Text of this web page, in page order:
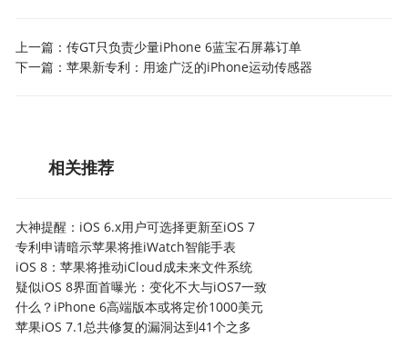
上一篇：传GT只负责少量iPhone 6蓝宝石屏幕订单
下一篇：苹果新专利：用途广泛的iPhone运动传感器
相关推荐
大神提醒：iOS 6.x用户可选择更新至iOS 7
专利申请暗示苹果将推iWatch智能手表
iOS 8：苹果将推动iCloud成未来文件系统
疑似iOS 8界面首曝光：变化不大与iOS7一致
什么？iPhone 6高端版本或将定价1000美元
苹果iOS 7.1总共修复的漏洞达到41个之多